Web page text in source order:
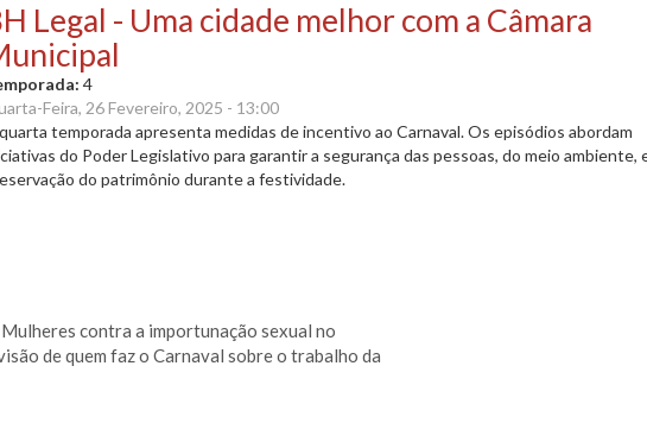
Legal - Uma cidade melhor com a Câmara
4
Feira, 26 Fevereiro, 2025 - 13:00
temporada apresenta medidas de incentivo ao Carnaval. Os episódios abordam
do Poder Legislativo para garantir a segurança das pessoas, do meio ambiente,
do patrimônio durante a festividade.
contra a importunação sexual no
de quem faz o Carnaval sobre o trabalho da